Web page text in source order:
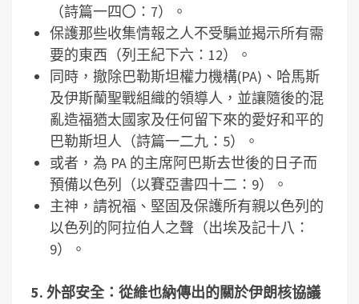
（詩篇一四〇：7）。
保護那些收集情報之人不受騙並揭示所有需
要的東西（列王紀下六：12）。
同時，撤除巴勒斯坦權力機構(PA)、哈馬斯
及伊斯蘭聖戰組織的領導人，並讓隨後的混
亂造福猶太國家及任何留下來的愛好和平的
巴勒斯坦人（詩篇一二九：5）。
或者，為 PA 的主席阿巴斯去世後的日子而
預備以色列（以賽亞書四十二：9）。
主神，請祝福、堅固及保護所有親以色列的
以色列的阿拉伯人之聲（出埃及記十八：
9）。
5. 外部安全：從維也納傳出的關於伊朗核協議